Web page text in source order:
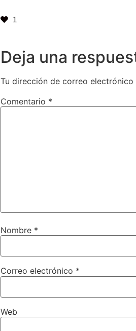
1
Deja una
Tu dirección de correo electrónico
Comentario *
Nombre *
Correo electrónico *
Web